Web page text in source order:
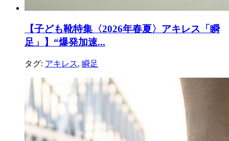
【子ども靴特集〈2026年春夏〉アキレス「瞬
足」】“爆発加速...
タグ: アキレス, 瞬足